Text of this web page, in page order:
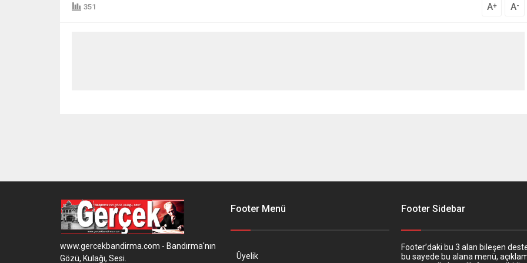
351 A+ A-
www.gercekbandirma.com - Bandırma'nın
Gözü, Kulağı, Sesi.
Footer Menü
Üyelik
Footer Sidebar
Footer’daki bu 3 alan bileşen
bu sayede bu alana menü,